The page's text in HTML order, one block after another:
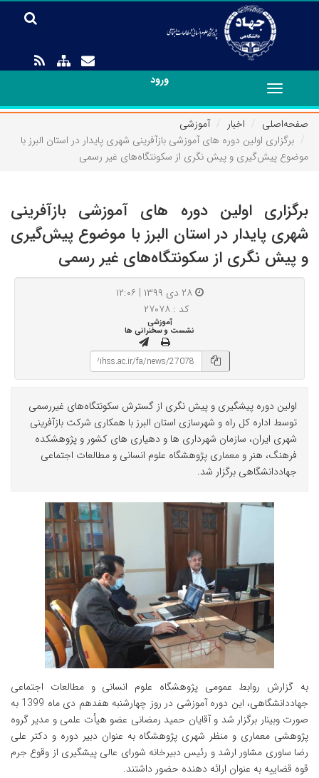
ورود
Toggle
navigation
صفحه‌اصلی
اخبار
آموزشی
برگزاری اولین دوره های آموزشی بازآفرینی شهری پایدار در استان البرز با
موضوع پیش‌گیری و پیش نگری از سکونتگاه‌های غیر رسمی
برگزاری اولین دوره های آموزشی بازآفرینی
شهری پایدار در استان البرز با موضوع پیش‌گیری
و پیش نگری از سکونتگاه‌های غیر رسمی
۲۸ دی ۱۳۹۹ | ۱۲:۰۶
کد : ۲۷۰۷۸
آموزشی
نشست و سخنرانی ها
اولین دوره پیشگیری و پیش نگری از گسترش سکونتگاه‌های غیررسمی
توسط اداره کل راه و شهرسازی استان البرز با همکاری شرکت بازآفرینی
شهری ایران، سازمان شهرداری ها و دهیاری های کشور و پژوهشکده
فرهنگ، هنر و معماری پژوهشگاه علوم انسانی و مطالعات اجتماعی
جهاددانشگاهی برگزار شد.
به گزارش روابط عمومی پژوهشگاه علوم انسانی و مطالعات اجتماعی
جهاددانشگاهی، این دوره آموزشی در روز چهارشنبه هفدهم دی ماه 1399 به
صورت وبینار برگزار شد و آقایان حمید رمضانی عضو هیأت علمی و مدیر گروه
پژوهشی معماری و منظر شهری پژوهشگاه به عنوان دبیر دوره و دکتر علی
رضا ساوری مشاور ارشد و رئیس دبیرخانه شورای عالی پیشگیری از وقوع جرم
قوه قضاییه به عنوان ارائه دهنده حضور داشتند.